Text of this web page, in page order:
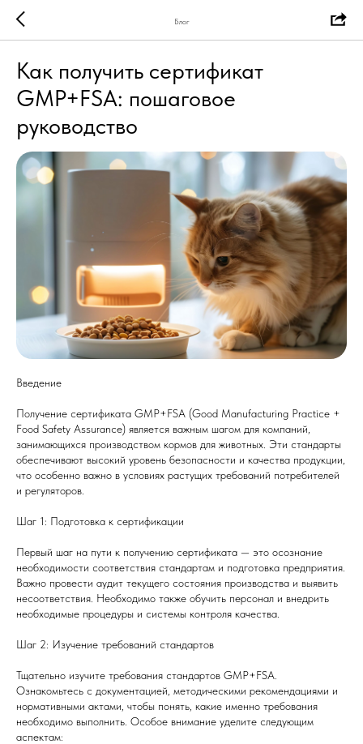
Блог
Как получить сертификат
GMP+FSA: пошаговое
руководство
Введение
Получение сертификата GMP+FSA (Good Manufacturing Practice +
Food Safety Assurance) является важным шагом для компаний,
занимающихся производством кормов для животных. Эти стандарты
обеспечивают высокий уровень безопасности и качества продукции,
что особенно важно в условиях растущих требований потребителей
и регуляторов.
Шаг 1: Подготовка к сертификации
Первый шаг на пути к получению сертификата — это осознание
необходимости соответствия стандартам и подготовка предприятия.
Важно провести аудит текущего состояния производства и выявить
несоответствия. Необходимо также обучить персонал и внедрить
необходимые процедуры и системы контроля качества.
Шаг 2: Изучение требований стандартов
Тщательно изучите требования стандартов GMP+FSA.
Ознакомьтесь с документацией, методическими рекомендациями и
нормативными актами, чтобы понять, какие именно требования
необходимо выполнить. Особое внимание уделите следующим
аспектам: